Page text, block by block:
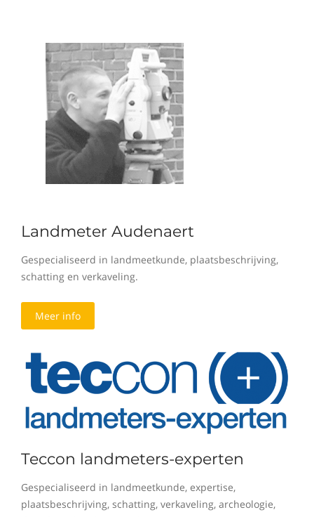
Landmeter Audenaert
Gespecialiseerd in landmeetkunde, plaatsbeschrijving,
schatting en verkaveling.
Meer info
Teccon landmeters-experten
Gespecialiseerd in landmeetkunde, expertise,
plaatsbeschrijving, schatting, verkaveling, archeologie,